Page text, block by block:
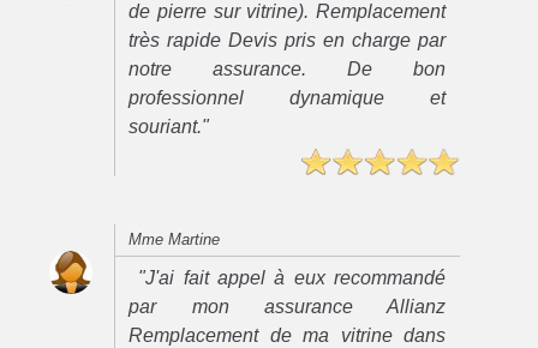
de pierre sur vitrine). Remplacement
très rapide Devis pris en charge par
notre assurance. De bon
professionnel dynamique et
souriant."
Mme Martine
"J'ai fait appel à eux recommandé
par mon assurance Allianz
Remplacement de ma vitrine dans